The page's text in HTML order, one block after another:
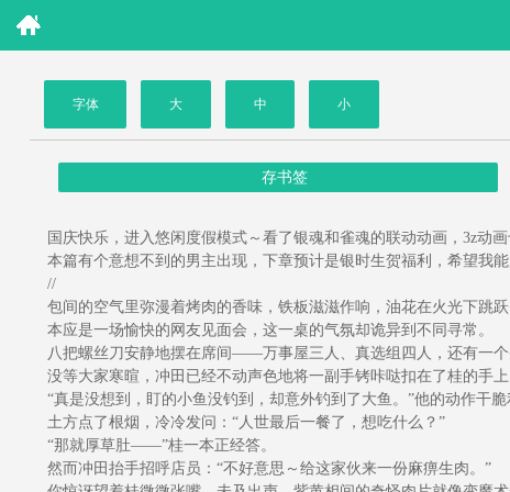
字体 大 中 小
存书签
国庆快乐，进入悠闲度假模式～看了银魂和雀魂的联动动画，3z动画
本篇有个意想不到的男主出现，下章预计是银时生贺福利，希望我能
//
包间的空气里弥漫着烤肉的香味，铁板滋滋作响，油花在火光下跳跃
本应是一场愉快的网友见面会，这一桌的气氛却诡异到不同寻常。
八把螺丝刀安静地摆在席间——万事屋三人、真选组四人，还有一个
没等大家寒暄，冲田已经不动声色地将一副手铐咔哒扣在了桂的手上
“真是没想到，盯的小鱼没钓到，却意外钓到了大鱼。”他的动作干脆
土方点了根烟，冷冷发问：“人世最后一餐了，想吃什么？”
“那就厚草肚——”桂一本正经答。
然而冲田抬手招呼店员：“不好意思～给这家伙来一份麻痹生肉。”